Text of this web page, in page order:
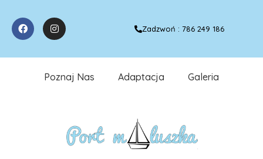
Zadzwoń : 786 249 186
Poznaj Nas Adaptacja Galeria